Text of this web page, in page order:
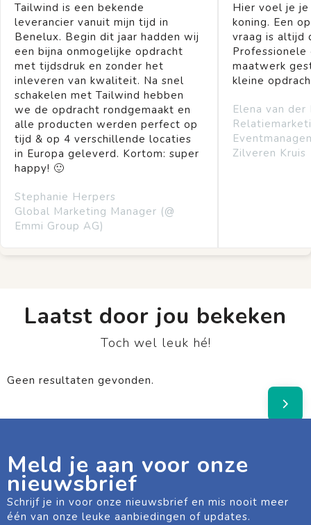
Tailwind is een bekende
leverancier vanuit mijn tijd in
Benelux. Begin dit jaar hadden wij
een bijna onmogelijke opdracht
met tijdsdruk en zonder het
inleveren van kwaliteit. Na snel
schakelen met Tailwind hebben
we de opdracht rondgemaakt en
alle producten werden perfect op
tijd & op 4 verschillende locaties
in Europa geleverd. Kortom: super
happy! 🙂
Stephanie Herpers
Global Marketing Manager (@
Emmi Group AG)
Hier voel je
koning. Een
vraag is altijd
Professionele
maatwerk
kleine
Elena van der
Zilveren Kruis
Laatst door jou bekeken
Toch wel leuk hé!
Geen resultaten gevonden.
Meld je aan voor onze
nieuwsbrief
Schrijf je in voor onze nieuwsbrief en mis nooit meer
één van onze leuke aanbiedingen of updates.